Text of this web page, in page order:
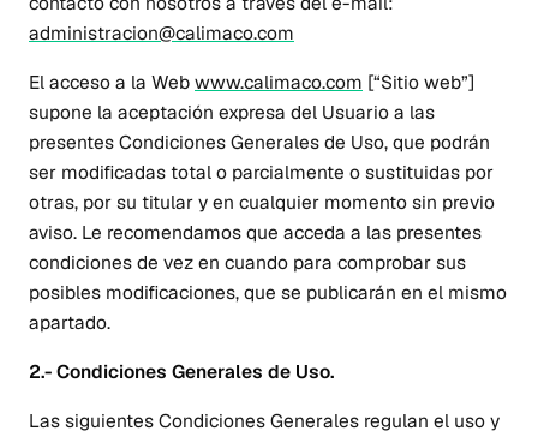
administracion@calimaco.com
El acceso a la Webwww.calimaco.com [“Sitio web”]
supone la aceptación expresa del Usuario a las
presentes Condiciones Generales de Uso, que podrán
ser modificadas total o parcialmente o sustituidas por
otras, por su titular y en cualquier momento sin previo
aviso. Le recomendamos que acceda a las presentes
condiciones de vez en cuando para comprobar sus
posibles modificaciones, que se publicarán en el mismo
apartado.
2.- Condiciones Generales de Uso.
Las siguientes Condiciones Generales regulan el uso y